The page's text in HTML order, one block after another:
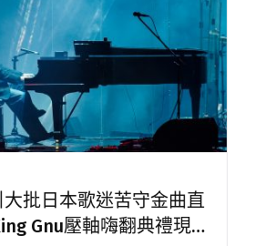
音樂、#MeToo、鐵花關村⋯⋯
樂事件"
大批日本歌迷苦守金曲直
Gnu壓軸嗨翻典禮現